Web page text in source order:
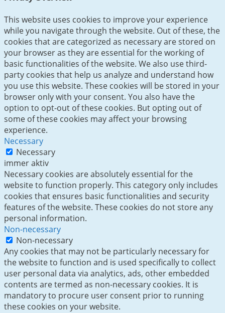
This website uses cookies to improve your experience
while you navigate through the website. Out of these, the
cookies that are categorized as necessary are stored on
your browser as they are essential for the working of
basic functionalities of the website. We also use third-
party cookies that help us analyze and understand how
you use this website. These cookies will be stored in your
browser only with your consent. You also have the
option to opt-out of these cookies. But opting out of
some of these cookies may affect your browsing
experience.
Necessary
Necessary
immer aktiv
Necessary cookies are absolutely essential for the
website to function properly. This category only includes
cookies that ensures basic functionalities and security
features of the website. These cookies do not store any
personal information.
Non-necessary
Non-necessary
Any cookies that may not be particularly necessary for
the website to function and is used specifically to collect
user personal data via analytics, ads, other embedded
contents are termed as non-necessary cookies. It is
mandatory to procure user consent prior to running
these cookies on your website.